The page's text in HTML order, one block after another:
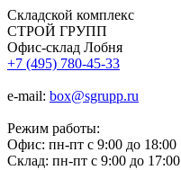
Складской комплекс
СТРОЙ ГРУПП
Офис-склад Лобня
+7 (495) 780-45-33
e-mail: box@sgrupp.ru
Режим работы:
Офис: пн-пт с 9:00 до 18:00
Склад: пн-пт с 9:00 до 17:00